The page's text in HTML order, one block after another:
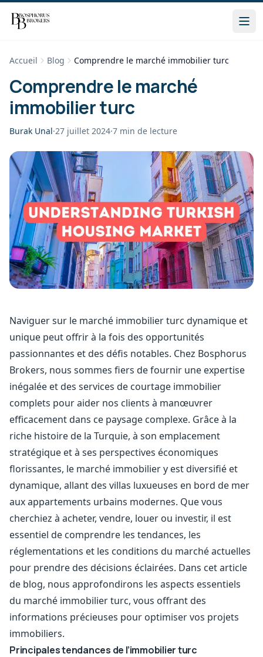
Accueil Blog Comprendre le marché immobilier turc
Comprendre le marché
immobilier turc
Burak Unal·27 juillet 2024·7 min de lecture
Naviguer sur le marché immobilier turc dynamique et
unique peut offrir à la fois des opportunités
passionnantes et des défis notables. Chez Bosphorus
Brokers, nous sommes fiers de fournir une expertise
inégalée et des services de courtage immobilier
complets pour aider nos clients à manœuvrer
efficacement dans ce paysage complexe. Grâce à la
riche histoire de la Turquie, à son emplacement
stratégique et à ses perspectives économiques
florissantes, le marché immobilier y est diversifié et
dynamique, allant des villas luxueuses en bord de mer
aux appartements urbains modernes. Que vous
cherchiez à acheter, vendre, louer ou investir, il est
essentiel de comprendre les tendances, les
réglementations et les conditions du marché actuelles
pour prendre des décisions éclairées. Dans cet article
de blog, nous approfondirons les aspects essentiels
du marché immobilier turc, vous offrant des
informations précieuses pour optimiser vos projets
immobiliers.
Principales tendances de l’immobilier turc